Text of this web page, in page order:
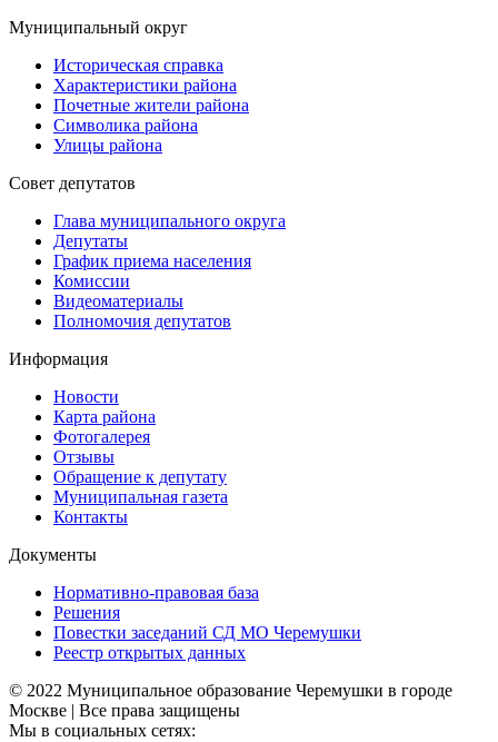
Муниципальный округ
Историческая справка
Характеристики района
Почетные жители района
Символика района
Улицы района
Совет депутатов
Глава муниципального округа
Депутаты
График приема населения
Комиссии
Видеоматериалы
Полномочия депутатов
Информация
Новости
Карта района
Фотогалерея
Отзывы
Обращение к депутату
Муниципальная газета
Контакты
Документы
Нормативно-правовая база
Решения
Повестки заседаний СД МО Черемушки
Реестр открытых данных
© 2022 Муниципальное образование Черемушки в городе
Москве | Все права защищены
Мы в социальных сетях: